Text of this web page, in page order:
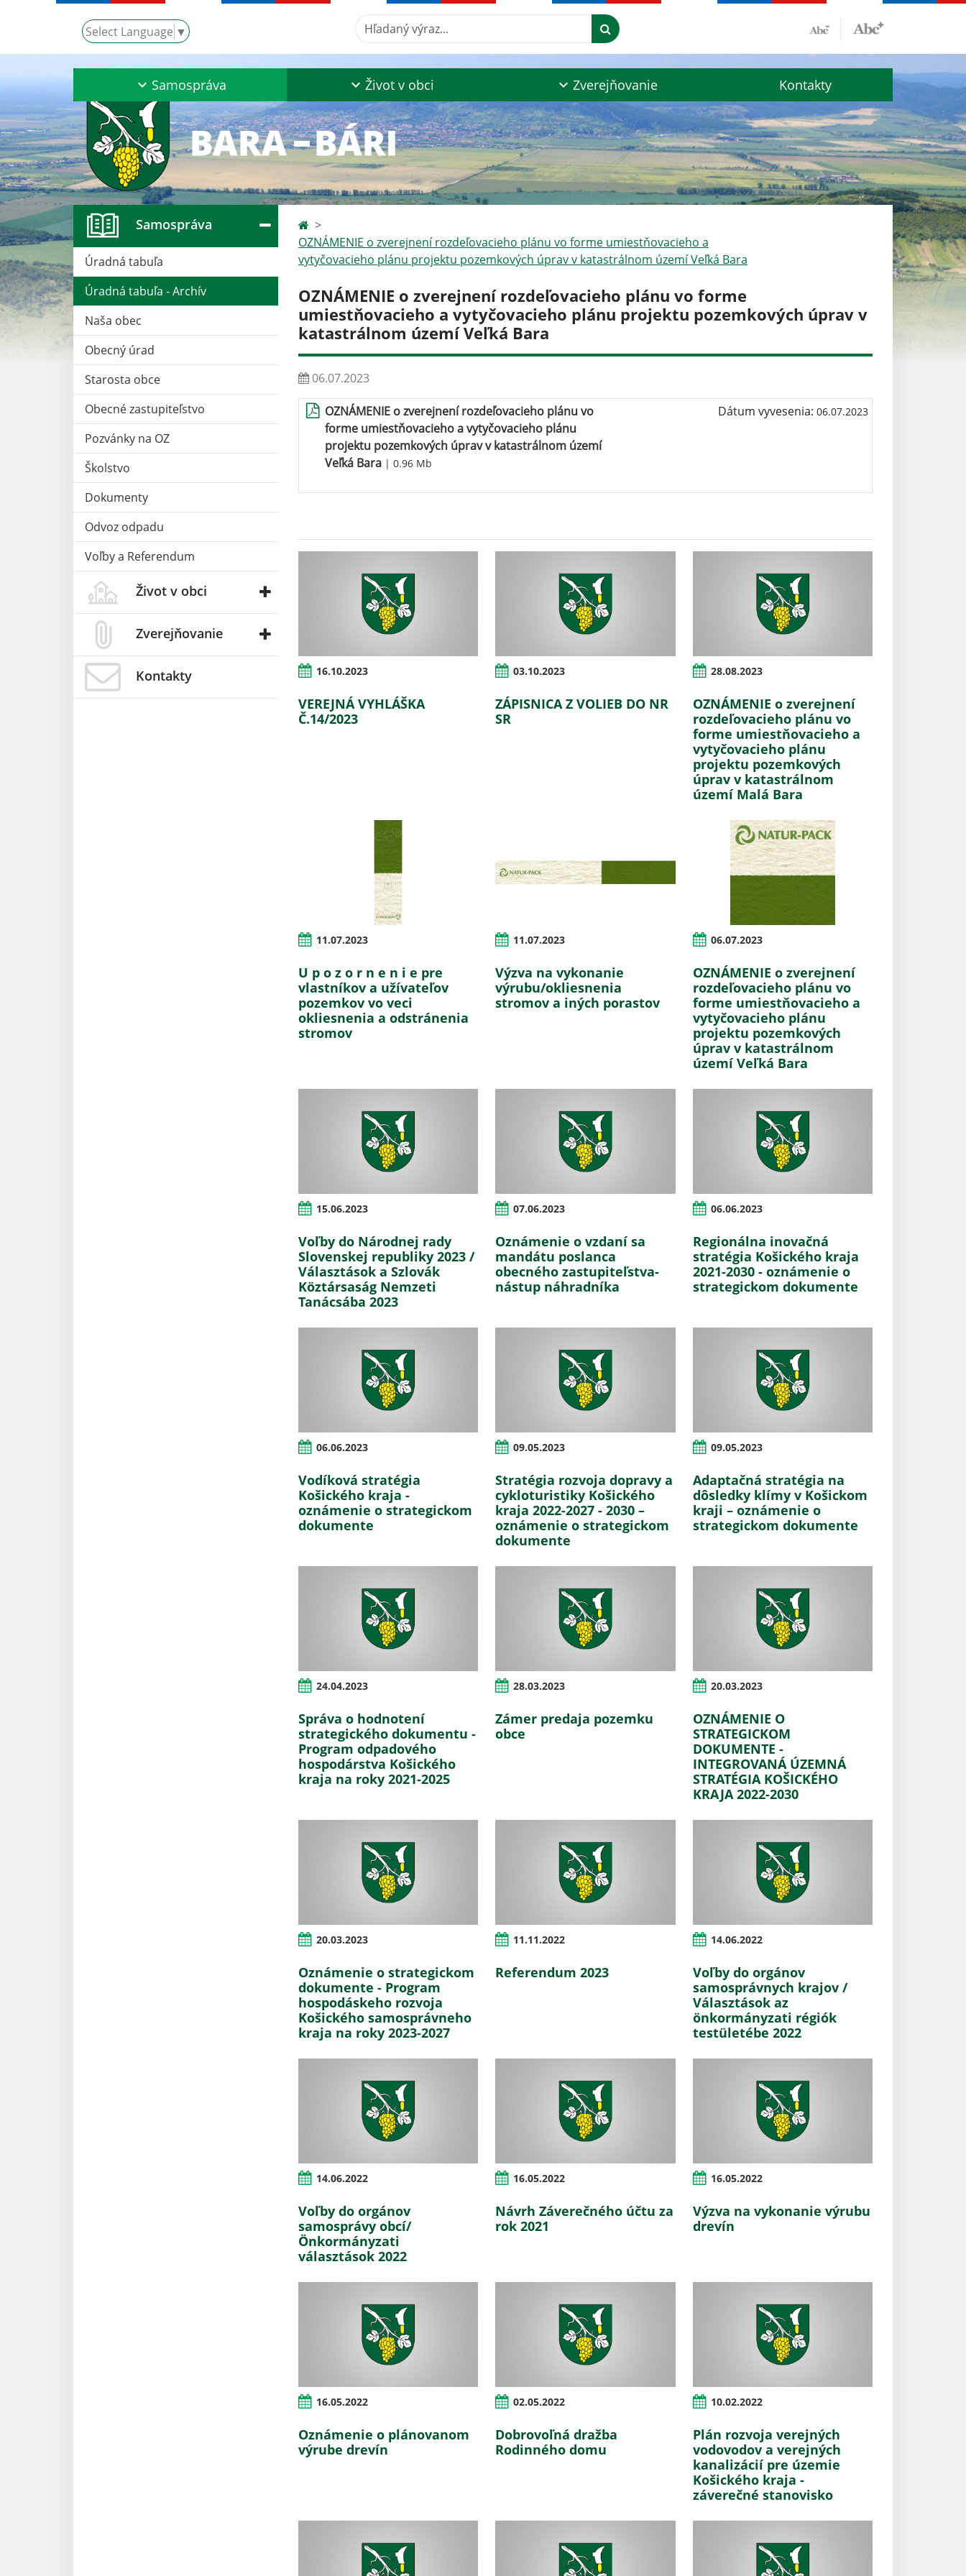
Select Language ▼
Hľadaný výraz...
Samospráva Život v obci Zverejňovanie Kontakty
Samospráva
Úradná tabuľa
Úradná tabuľa - Archív
Naša obec
Obecný úrad
Starosta obce
Obecné zastupiteľstvo
Pozvánky na OZ
Školstvo
Dokumenty
Odvoz odpadu
Voľby a Referendum
Život v obci
Zverejňovanie
Kontakty
OZNÁMENIE o zverejnení rozdeľovacieho plánu vo forme umiestňovacieho a
vytyčovacieho plánu projektu pozemkových úprav v katastrálnom území Veľká Bara
OZNÁMENIE o zverejnení rozdeľovacieho plánu vo forme
umiestňovacieho a vytyčovacieho plánu projektu pozemkových úprav v
katastrálnom území Veľká Bara
06.07.2023
OZNÁMENIE o zverejnení rozdeľovacieho plánu vo
forme umiestňovacieho a vytyčovacieho plánu
projektu pozemkových úprav v katastrálnom území
Veľká Bara | 0.96 Mb
Dátum vyvesenia: 06.07.2023
16.10.2023
VEREJNÁ VYHLÁŠKA
Č.14/2023
03.10.2023
ZÁPISNICA Z VOLIEB DO NR
SR
28.08.2023
OZNÁMENIE o zverejnení
rozdeľovacieho plánu vo
forme umiestňovacieho a
vytyčovacieho plánu
projektu pozemkových
úprav v katastrálnom
území Malá Bara
11.07.2023
U p o z o r n e n i e pre
vlastníkov a užívateľov
pozemkov vo veci
okliesnenia a odstránenia
stromov
11.07.2023
Výzva na vykonanie
výrubu/okliesnenia
stromov a iných porastov
06.07.2023
OZNÁMENIE o zverejnení
rozdeľovacieho plánu vo
forme umiestňovacieho a
vytyčovacieho plánu
projektu pozemkových
úprav v katastrálnom
území Veľká Bara
15.06.2023
Voľby do Národnej rady
Slovenskej republiky 2023 /
Választások a Szlovák
Köztársaság Nemzeti
Tanácsába 2023
07.06.2023
Oznámenie o vzdaní sa
mandátu poslanca
obecného zastupiteľstva-
nástup náhradníka
06.06.2023
Regionálna inovačná
stratégia Košického kraja
2021-2030 - oznámenie o
strategickom dokumente
06.06.2023
Vodíková stratégia
Košického kraja -
oznámenie o strategickom
dokumente
09.05.2023
Stratégia rozvoja dopravy a
cykloturistiky Košického
kraja 2022-2027 - 2030 –
oznámenie o strategickom
dokumente
09.05.2023
Adaptačná stratégia na
dôsledky klímy v Košickom
kraji – oznámenie o
strategickom dokumente
24.04.2023
Správa o hodnotení
strategického dokumentu -
Program odpadového
hospodárstva Košického
kraja na roky 2021-2025
28.03.2023
Zámer predaja pozemku
obce
20.03.2023
OZNÁMENIE O
STRATEGICKOM
DOKUMENTE -
INTEGROVANÁ ÚZEMNÁ
STRATÉGIA KOŠICKÉHO
KRAJA 2022-2030
20.03.2023
Oznámenie o strategickom
dokumente - Program
hospodáskeho rozvoja
Košického samosprávneho
kraja na roky 2023-2027
11.11.2022
Referendum 2023
14.06.2022
Voľby do orgánov
samosprávnych krajov /
Választások az
önkormányzati régiók
testületébe 2022
14.06.2022
Voľby do orgánov
samosprávy obcí/
Önkormányzati
választások 2022
16.05.2022
Návrh Záverečného účtu za
rok 2021
16.05.2022
Výzva na vykonanie výrubu
drevín
16.05.2022
Oznámenie o plánovanom
výrube drevín
02.05.2022
Dobrovoľná dražba
Rodinného domu
10.02.2022
Plán rozvoja verejných
vodovodov a verejných
kanalizácií pre územie
Košického kraja -
záverečné stanovisko